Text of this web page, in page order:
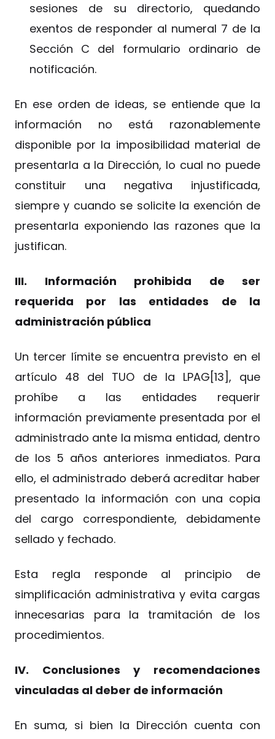
sesiones de su directorio, quedando
exentos de responder al numeral 7 de la
Sección C del formulario ordinario de
notificación.
En ese orden de ideas, se entiende que la
información no está razonablemente
disponible por la imposibilidad material de
presentarla a la Dirección, lo cual no puede
constituir una negativa injustificada,
siempre y cuando se solicite la exención de
presentarla exponiendo las razones que la
justifican.
III. Información prohibida de ser
requerida por las entidades de la
administración pública
Un tercer límite se encuentra previsto en el
artículo 48 del TUO de la LPAG[13], que
prohíbe a las entidades requerir
información previamente presentada por el
administrado ante la misma entidad, dentro
de los 5 años anteriores inmediatos. Para
ello, el administrado deberá acreditar haber
presentado la información con una copia
del cargo correspondiente, debidamente
sellado y fechado.
Esta regla responde al principio de
simplificación administrativa y evita cargas
innecesarias para la tramitación de los
procedimientos.
IV. Conclusiones y recomendaciones
vinculadas al deber de información
En suma, si bien la Dirección cuenta con